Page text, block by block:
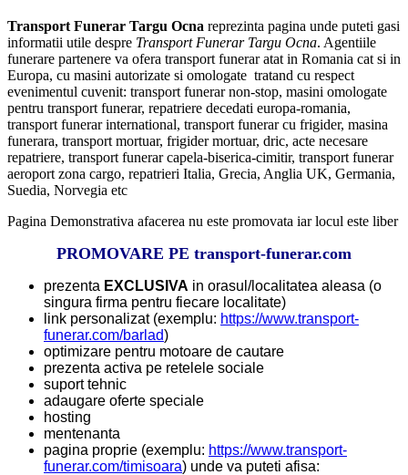
Transport Funerar Targu Ocna reprezinta pagina unde puteti gasi
informatii utile despre Transport Funerar Targu Ocna. Agentiile
funerare partenere va ofera transport funerar atat in Romania cat si in
Europa, cu masini autorizate si omologate tratand cu respect
evenimentul cuvenit: transport funerar non-stop, masini omologate
pentru transport funerar, repatriere decedati europa-romania,
transport funerar international, transport funerar cu frigider, masina
funerara, transport mortuar, frigider mortuar, dric, acte necesare
repatriere, transport funerar capela-biserica-cimitir, transport funerar
aeroport zona cargo, repatrieri Italia, Grecia, Anglia UK, Germania,
Suedia, Norvegia etc
Pagina Demonstrativa afacerea nu este promovata iar locul este liber
PROMOVARE PE transport-funerar.com
prezenta EXCLUSIVA in orasul/localitatea aleasa (o
singura firma pentru fiecare localitate)
link personalizat (exemplu: https://www.transport-
funerar.com/barlad)
optimizare pentru motoare de cautare
prezenta activa pe retelele sociale
suport tehnic
adaugare oferte speciale
hosting
mentenanta
pagina proprie (exemplu: https://www.transport-
funerar.com/timisoara) unde va puteti afisa: